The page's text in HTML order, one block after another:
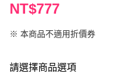
NT$777
※ 本商品不適用折價券
請選擇商品選項